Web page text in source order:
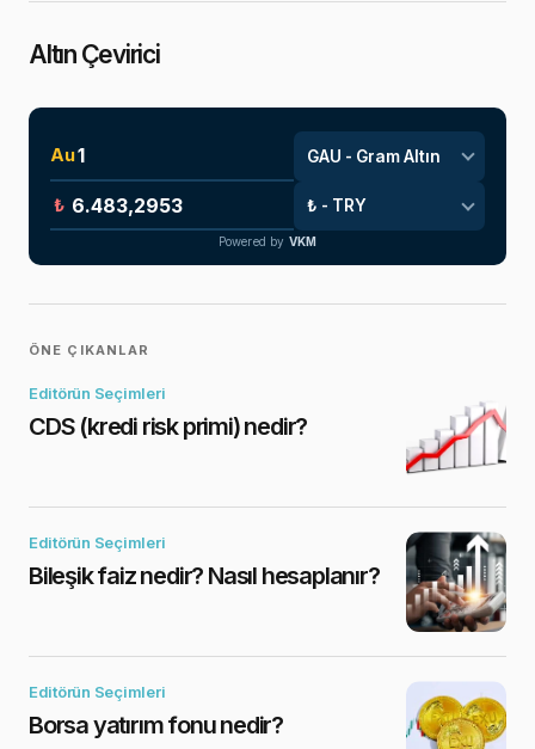
Altın Çevirici
Au
₺
Powered by VKM
ÖNE ÇIKANLAR
Editörün Seçimleri
CDS (kredi risk primi) nedir?
Editörün Seçimleri
Bileşik faiz nedir? Nasıl hesaplanır?
Editörün Seçimleri
Borsa yatırım fonu nedir?